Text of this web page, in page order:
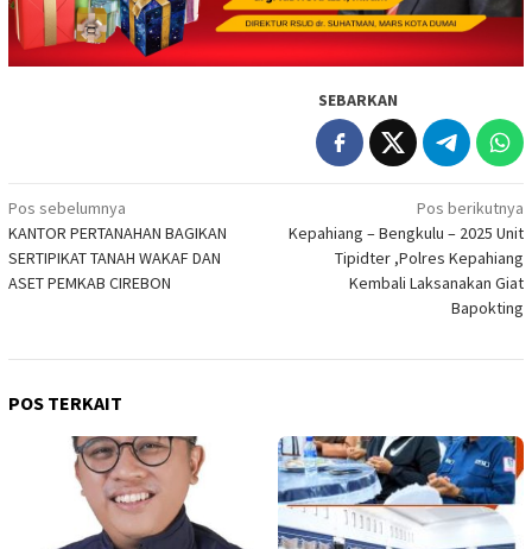
SEBARKAN
Navigasi
pos
Pos sebelumnya
KANTOR PERTANAHAN BAGIKAN
SERTIPIKAT TANAH WAKAF DAN
ASET PEMKAB CIREBON
Pos berikutnya
Kepahiang – Bengkulu – 2025 Unit
Tipidter ,Polres Kepahiang
Kembali Laksanakan Giat
Bapokting
POS TERKAIT